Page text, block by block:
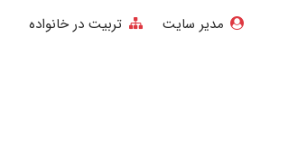
مدیر سایت تربیت در خانواده